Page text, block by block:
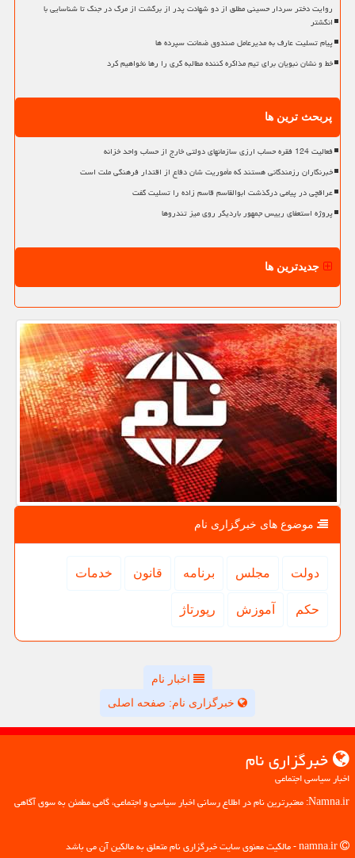
روایت دختر سردار حسینی مطلق از دو شهادت پدر از برگشت از مرگ در جنگ تا شناسایی با
انگشتر
پیام تسلیت عارف به مدیرعامل صندوق ضمانت سپرده ها
خط و نشان نبویان برای تیم مذاکره کننده مطالبه گری را رها نخواهیم کرد
پربحث ترین ها
فعالیت 124 فقره حساب ارزی سازمانهای دولتی خارج از حساب واحد خزانه
خبرنگاران رزمندگانی هستند که مأموریت شان دفاع از اقتدار فرهنگی ملت است
عراقچی در پیامی درگذشت ابوالقاسم قاسم زاده را تسلیت گفت
پروژه استعفای رییس جمهور باردیگر روی میز تندروها
جدیدترین ها
موضوع های خبرگزاری نام
دولت مجلس برنامه قانون خدمات
حكم آموزش رپورتاژ
اخبار نام
خبرگزاری نام: صفحه اصلی
خبرگزاری نام
اخبار سیاسی اجتماعی
Namna.ir: معتبرترین نام در اطلاع رسانی اخبار سیاسی و اجتماعی، گامی مطمئن به سوی آگاهی